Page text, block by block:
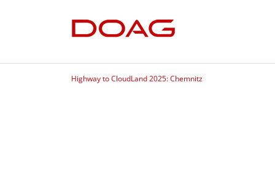
Highway to CloudLand 2025: Chemnitz